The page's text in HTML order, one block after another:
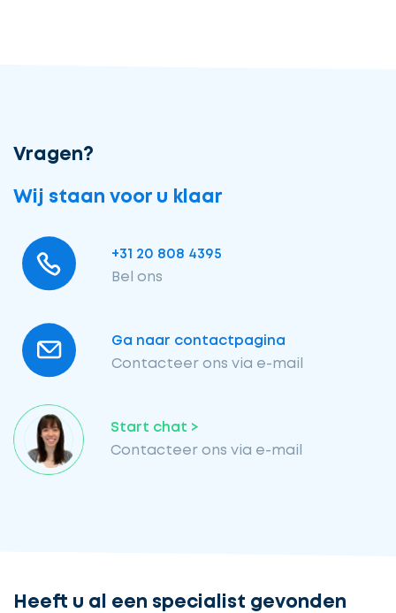
Vragen?
Wij staan voor u klaar
+31 20 808 4395
Bel ons
Ga naar contactpagina
Contacteer ons via e-mail
Start chat >
Contacteer ons via e-mail
Heeft u al een specialist gevonden